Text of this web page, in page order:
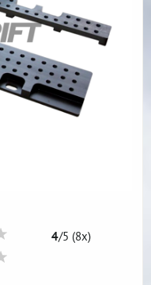
4/5 (8x)